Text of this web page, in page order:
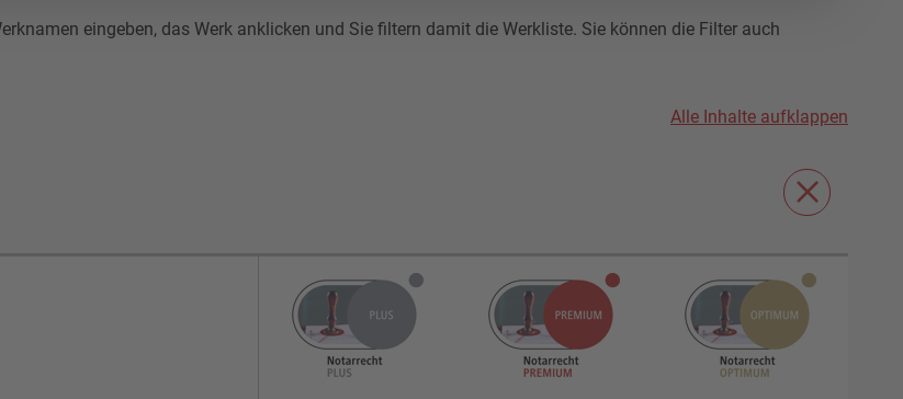
eingeben, das Werk anklicken und Sie filtern damit die Werkliste. Sie können die Filter auch
Alle Inhalte aufklappen